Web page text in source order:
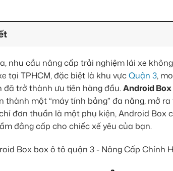
nhu cầu nâng cấp trải nghiệm lái xe
tại TPHCM, đặc biệt là khu vựcQuận 3,
đã trở thành ưu tiên hàng đầu.Android Box
thành một “máy tính bảng” đa năng, mở
đơn thuần là một phụ kiện, Android
đẳng cấp cho chiếc xế yêu của bạn.